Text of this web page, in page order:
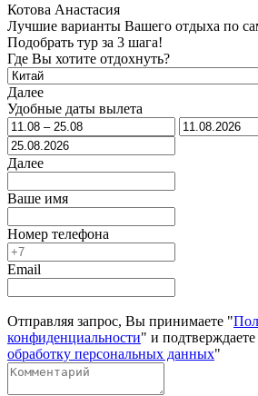
Котова Анастасия
Лучшие варианты Вашего отдыха по
Подобрать тур за 3 шага!
Где Вы хотите отдохнуть?
Далее
Удобные даты вылета
Далее
Ваше имя
Номер телефона
Email
Отправляя запрос, Вы принимаете "
конфиденциальности" и
обработку персональных данных"